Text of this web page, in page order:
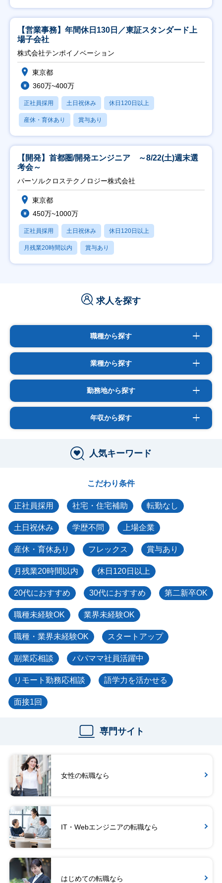
【営業事務】年間休日130日／東証スタンダード上
場子会社
株式会社テンポイノベーション
東京都
360万~400万
正社員採用 土日祝休み 休日120日以上
産休・育休あり 賞与あり
【開発】首都圏/開発エンジニア ～8/22(土)週末選
考会～
パーソルクロステクノロジー株式会社
東京都
450万~1000万
正社員採用 土日祝休み 休日120日以上
月残業20時間以内 賞与あり
求人を探す
職種から探す
業種から探す
勤務地から探す
年収から探す
人気キーワード
こだわり条件
正社員採用 社宅・住宅補助 転勤なし
土日祝休み 学歴不問 上場企業
産休・育休あり フレックス 賞与あり
月残業20時間以内 休日120日以上
20代におすすめ 30代におすすめ 第二新卒OK
職種未経験OK 業界未経験OK
職種・業界未経験OK スタートアップ
副業応相談 パパママ社員活躍中
リモート勤務応相談 語学力を活かせる
面接1回
専門サイト
女性の転職なら
IT・Webエンジニアの転職なら
はじめての転職なら